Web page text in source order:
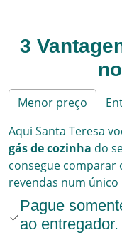
3
Menor preço
Aqui Santa Teresa
gás de cozinha do
consegue comparar
revendas num único
Pague
ao entregador.